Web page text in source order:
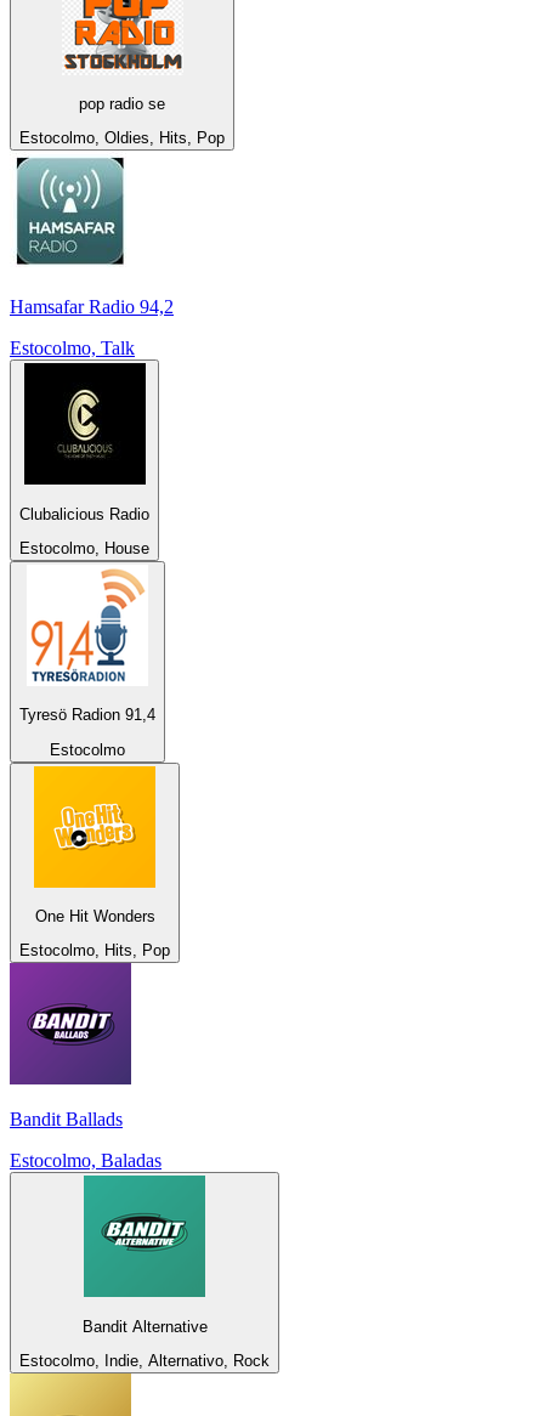
pop radio se
Estocolmo, Oldies, Hits, Pop
Hamsafar Radio 94,2
Estocolmo, Talk
Clubalicious Radio
Estocolmo, House
Tyresö Radion 91,4
Estocolmo
One Hit Wonders
Estocolmo, Hits, Pop
Bandit Ballads
Estocolmo, Baladas
Bandit Alternative
Estocolmo, Indie, Alternativo, Rock